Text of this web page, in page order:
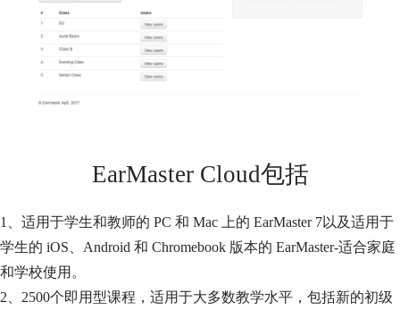
EarMaster Cloud包括
1、适用于学生和教师的 PC 和 Mac 上的 EarMaster 7以及适用于
学生的 iOS、Android 和 Chromebook 版本的 EarMaster-适合家庭
和学校使用。
2、2500个即用型课程，适用于大多数教学水平，包括新的初级